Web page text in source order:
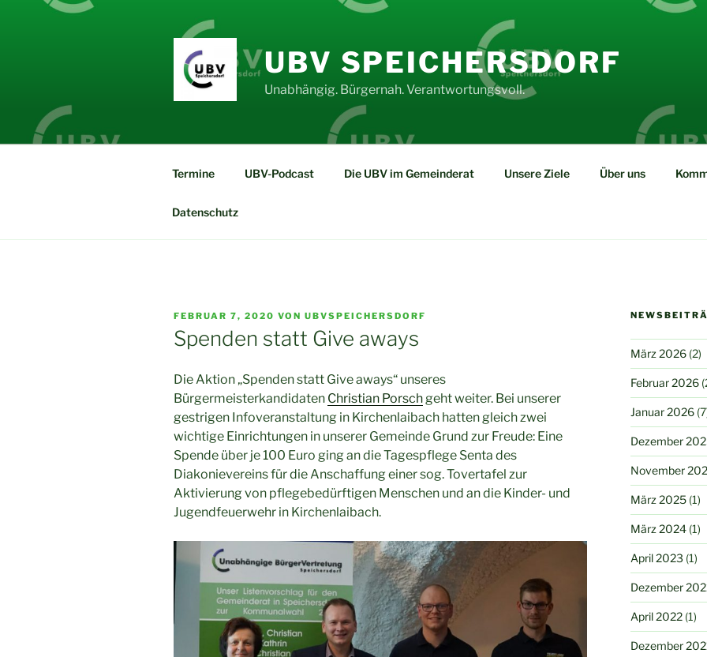
UBV SPEICHERSDORF
Unabhängig. Bürgernah. Verantwortungsvoll.
Termine UBV-Podcast Die UBV im Gemeinderat Unsere Ziele Über uns
Datenschutz
VERÖFFENTLICHT
AM
FEBRUAR 7, 2020 VON UBVSPEICHERSDORF
Spenden statt Give aways
Die Aktion „Spenden statt Give aways“ unseres
Bürgermeisterkandidaten Christian Porschgeht weiter. Bei unserer
gestrigen Infoveranstaltung in Kirchenlaibach hatten gleich zwei
wichtige Einrichtungen in unserer Gemeinde Grund zur Freude: Eine
Spende über je 100 Euro ging an die Tagespflege Senta des
Diakonievereins für die Anschaffung einer sog. Tovertafel zur
Aktivierung von pflegebedürftigen Menschen und an die Kinder- und
Jugendfeuerwehr in Kirchenlaibach.
März 2026(2)
Februar 2026
Januar 2026
Dezember
November
März 2025(1)
März 2024(1)
April 2023 (1)
Dezember
April 2022(1)
Dezember